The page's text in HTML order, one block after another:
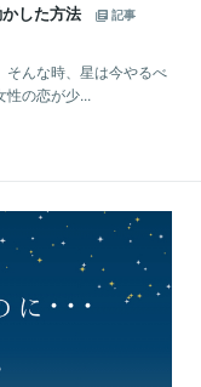
した方法
記事
そんな時、星は今やるべ
性の恋が少...